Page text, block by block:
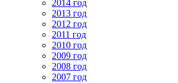
2014 год
2013 год
2012 год
2011 год
2010 год
2009 год
2008 год
2007 год